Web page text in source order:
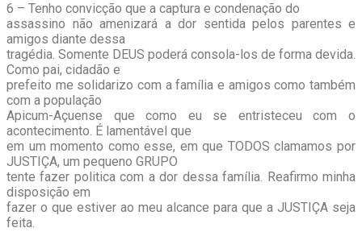
6 – Tenho convicção que a captura e condenação do
assassino não amenizará a dor sentida pelos parentes e
amigos diante dessa
tragédia. Somente DEUS poderá consola-los de forma devida.
Como pai, cidadão e
prefeito me solidarizo com a família e amigos como também
com a população
Apicum-Açuense que como eu se entristeceu com o
acontecimento. É lamentável que
em um momento como esse, em que TODOS clamamos por
JUSTIÇA, um pequeno GRUPO
tente fazer politica com a dor dessa família. Reafirmo minha
disposição em
fazer o que estiver ao meu alcance para que a JUSTIÇA seja
feita.